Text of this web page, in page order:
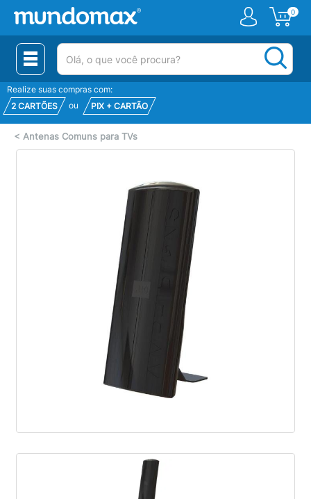
0
(pesquisar)
Realize suas compras com:
2 CARTÕES
ou PIX + CARTÃO
< Antenas Comuns para TVs